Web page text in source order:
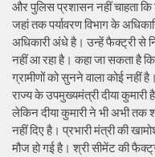
और पुलिस प्रशासन नहीं चाहता
जहां तक पर्यावरण विभाग के
अधिकारी अंधे है। उन्हें फैक्ट्री से
नहीं आ रहा है। कहा जा सकता है कि
ग्रामीणों को सुनने वाला कोई नहीं
राज्य के उपमुख्यमंत्री दीया कुमारी
लेकिन दीया कुमारी ने भी अभी तक
नहीं दिए है। प्रभारी मंत्री की
मौज हो गई है। श्री सीमेंट की